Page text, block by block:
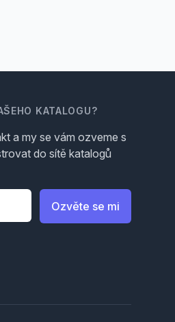
KATALOGU?
a my se vám ozveme s
do sítě katalogů
Ozvěte se mi